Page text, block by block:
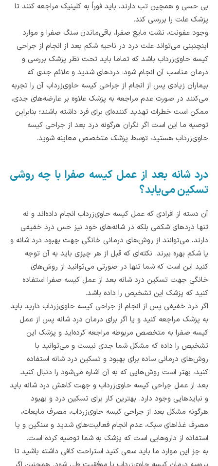
بی حسی و همچین تب دارند، باید فوراً به کلینیک مراجعه کنند تا
پزشک علت را بررسی کند.
وجود عفونت، نشت مایع صفرا، باقی‌ماندن سنگ صفرا و موارد
اینچنینی می‌تواند علت درد در ناحیه شکم بعد از انجام از جراحی
کیسه حاوی‌زرداب باشد که تماما باید تحت نظر پزشک بررسی و
درمان مناسب آن انجام شود. دردهای شدید و علائم جدی که
بیماران زیادی پس از انجام از جراحی کیسه حاوی‌زرداب آن ‌را تجربه
می‌کنند در صورت عدم مراجعه به پزشک علاوه بر عارضه‌های جدی،
ممکن است خطرات تهدید کننده‌ای برای فرد داشته باشند؛ بنابراین
توصیه ما این است اگر نگران هرگونه درد بعد از جراحی کیسه
حاوی‌زرداب هستید، توسط پزشک متخصص معاینه شوید.
درد شانه بعد از عمل کیسه صفرا با چه روشی
تسکین می‌یابد؟
آن دسته از افرادی که عمل کیسه حاوی‌زرداب انجام داده‌اند و نه
تنها دردهای شکمی بلکه در شانه‌های خود نیز حس درد خفیفی
دارند، می‌توانند از روش‌های درمانی خانگی جهت بهبود درد شانه و
یا شکم بهره ببرند. نکته‌ای که قبل از هر چیزی باید به آن توجه
کنید این است که شما تنها در صورتی می‌توانید از روش‌های
خانگی جهت تسکین درد شانه بعد از عمل کیسه صفرا استفاده
کنید که پزشک این تشخیص را داده باشد.
اگر درد خفیفی پس از انجام از جراحی کیسه حاوی‌زرداب دارید باید
به پزشک مراجعه کنید و یا اگر برای درمان درد شانه پس از عمل
کیسه صفرا به متخصص مربوطه مراجعه کرده‌اید و پزشک این
تشخیص را داده که مشکل شما جدی نیست و می‌توانید با
روش‌های درمانی ساده برای بهبود و تسکین درد شانه استفاده
کنید، بهتر است روش‌هایی که به آن اشاره می‌شود را دنبال کنید.
بعد از عمل جراحی کیسه حاوی‌زرداب و جهت کاهش درد شانه باید
و نبایدهایی وجود دارد. بهترین کار برای تسکین درد و بهبود
هرگونه مشکل بعد از جراحی کیسه حاوی‌زرداب، مصرف مایعات،
مصرف غذاهای سبک، عدم انجام فعالیت‌های شدید و سنگین و یا
استفاده از داروهایی است که پزشک به شما توصیه کرده است.
به جز این موارد ‌ما باید سعی کنید استراحت کافی داشته باشید تا